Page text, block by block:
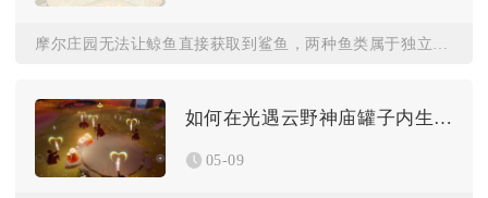
如何在光遇云野神庙罐子内生存
05-09